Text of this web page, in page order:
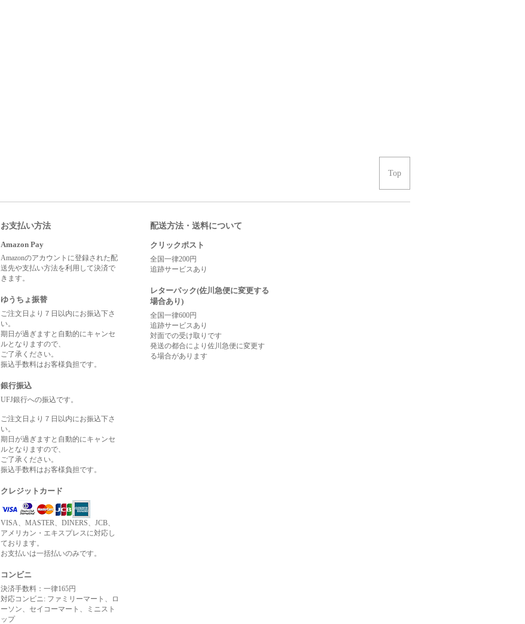
Top
お支払い方法
Amazon Pay
Amazonのアカウントに登録された配
送先や支払い方法を利用して決済で
きます。
ゆうちょ振替
ご注文日より７日以内にお振込下さ
い。
期日が過ぎますと自動的にキャンセ
ルとなりますので、
ご了承ください。
振込手数料はお客様負担です。
銀行振込
UFJ銀行への振込です。
ご注文日より７日以内にお振込下さ
い。
期日が過ぎますと自動的にキャンセ
ルとなりますので、
ご了承ください。
振込手数料はお客様負担です。
クレジットカード
VISA、MASTER、DINERS、JCB、
アメリカン・エキスプレスに対応し
ております。
お支払いは一括払いのみです。
コンビニ
決済手数料：一律165円
対応コンビニ: ファミリーマート、ロ
ーソン、セイコーマート、ミニスト
ップ
配送方法・送料について
クリックポスト
全国一律200円
追跡サービスあり
レターパック(佐川急便に変更する
場合あり)
全国一律600円
追跡サービスあり
対面での受け取りです
発送の都合により佐川急便に変更す
る場合があります